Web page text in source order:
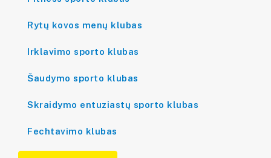
Rytų kovos menų klubas
Irklavimo sporto klubas
Šaudymo sporto klubas
Skraidymo entuziastų sporto klubas
Fechtavimo klubas